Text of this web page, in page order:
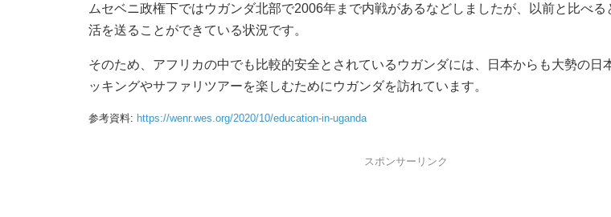
ムセベニ政権下ではウガンダ北部で2006年まで内戦があるなどしましたが、以前と比べる
活を送ることができている状況です。
そのため、アフリカの中でも比較的安全とされているウガンダには、日本からも大勢の日
ッキングやサファリツアーを楽しむためにウガンダを訪れています。
参考資料: https://wenr.wes.org/2020/10/education-in-uganda
スポンサーリンク